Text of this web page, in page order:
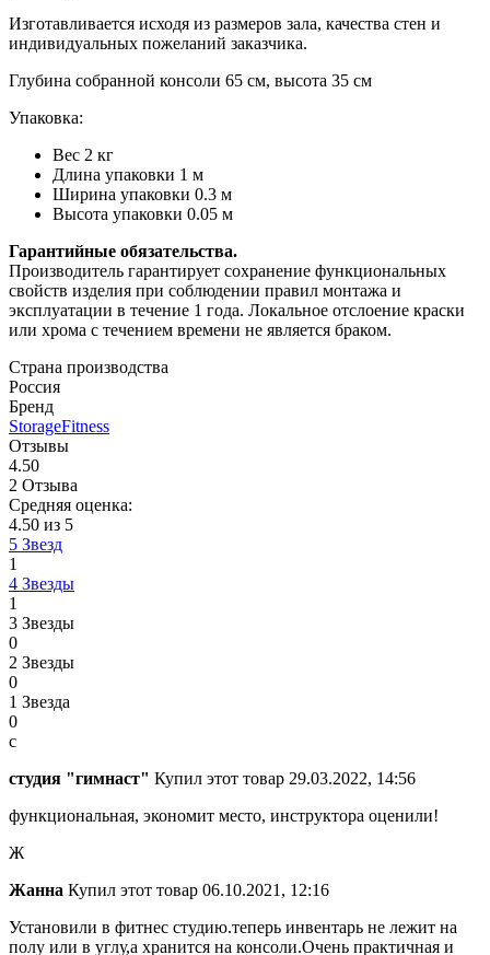
Изготавливается исходя из размеров зала, качества стен и
индивидуальных пожеланий заказчика.
Глубина собранной консоли 65 см, высота 35 см
Упаковка:
Вес 2 кг
Длина упаковки 1 м
Ширина упаковки 0.3 м
Высота упаковки 0.05 м
Гарантийные обязательства.
Производитель гарантирует сохранение функциональных
свойств изделия при соблюдении правил монтажа и
эксплуатации в течение 1 года. Локальное отслоение краски
или хрома с течением времени не является браком.
Страна производства
Россия
Бренд
StorageFitness
Отзывы
4.50
2 Отзыва
Средняя оценка:
4.50 из 5
5 Звезд
1
4 Звезды
1
3 Звезды
0
2 Звезды
0
1 Звезда
0
с
студия "гимнаст" Купил этот товар 29.03.2022, 14:56
функциональная, экономит место, инструктора оценили!
Ж
Жанна Купил этот товар 06.10.2021, 12:16
Установили в фитнес студию.теперь инвентарь не лежит на
полу или в углу,а хранится на консоли.Очень практичная и